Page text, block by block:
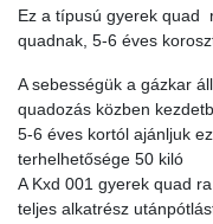
Ez a típusú gyerek quad
quadnak, 5-6 éves
A sebességük a gázkar
quadozás közben
5-6 éves kortól ajánljuk
terhelhetősége 50 kiló
A Kxd 001 gyerek quad
teljes alkatrész